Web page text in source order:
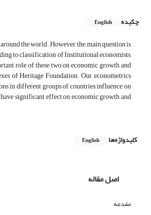
چکیده English
the world. However, the main question is
to classification of Institutional economists,
role of these two on economic growth and
of Heritage Foundation. Our econometrics
in different groups of countries influence on
significant effect on economic growth and
کلیدواژه‌ها English
اصل مقاله
مقدمه